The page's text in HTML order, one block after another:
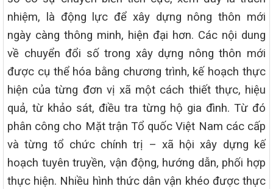
nhiệm, là động lực để xây dựng nông thôn mới
ngày càng thông minh, hiện đại hơn. Các nội dung
về chuyển đổi số trong xây dựng nông thôn mới
được cụ thể hóa bằng chương trình, kế hoạch thực
hiện của từng đơn vị xã một cách thiết thực, hiệu
quả, từ khảo sát, điều tra từng hộ gia đình. Từ đó
phân công cho Mặt trận Tổ quốc Việt Nam các cấp
và từng tổ chức chính trị – xã hội xây dựng kế
hoạch tuyên truyền, vận động, hướng dẫn, phối hợp
thực hiện. Nhiều hình thức dân vận khéo được thực